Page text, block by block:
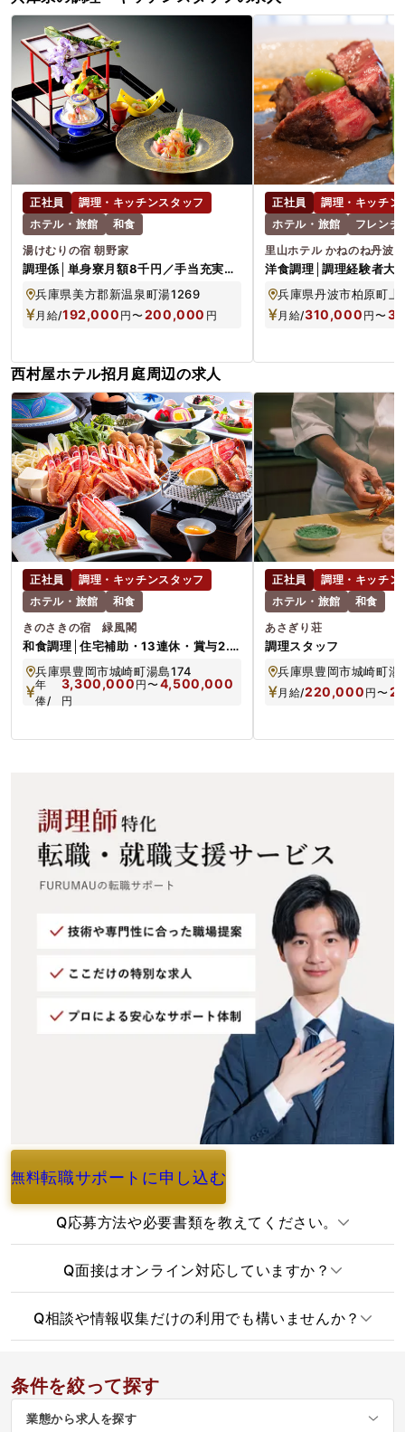
正社員
調理・キッチンスタッフ
ホテル・旅館
和食
湯けむりの宿 朝野家
調理係│単身寮月額8千円／手当充実／
従業員浴場も完備／U・Iターン歓迎
兵庫県美方郡新温泉町湯1269
月給/192,000 円〜200,000 円
正社員
調理・キッチン
ホテル・旅館
フレンチ
里山ホテル かねのね丹波
洋食調理│調理経験者大
万～／住宅補助月2万／
兵庫県丹波市柏原町
月給/310,000 円〜
西村屋ホテル招月庭周辺の求人
正社員
調理・キッチンスタッフ
ホテル・旅館
和食
きのさきの宿 緑風閣
和食調理│住宅補助・13連休・賞与2.5
カ月・残業0・有休取得90％↑
兵庫県豊岡市城崎町湯島174
年
俸/
3,300,000 円〜4,500,000
円
正社員
調理・キッチン
ホテル・旅館
和食
あさぎり荘
調理スタッフ
兵庫県豊岡市城崎町
月給/220,000 円〜
無料転職サポートに申し込む
よくあるご質問
Q応募方法や必要書類を教えてください。
Q面接はオンライン対応していますか？
Q相談や情報収集だけの利用でも構いませんか？
条件を絞って探す
業態から求人を探す